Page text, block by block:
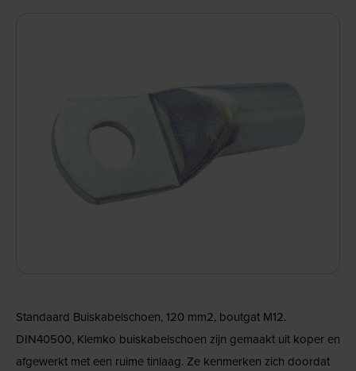
Standaard Buiskabelschoen, 120 mm2, boutgat M12.
DIN40500, Klemko buiskabelschoen zijn gemaakt uit koper en
afgewerkt met een ruime tinlaag. Ze kenmerken zich doordat